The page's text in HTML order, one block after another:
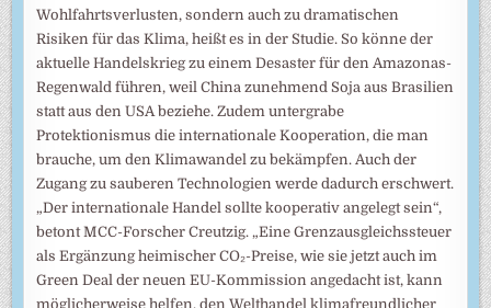
Wohlfahrtsverlusten, sondern auch zu dramatischen
Risiken für das Klima, heißt es in der Studie. So könne der
aktuelle Handelskrieg zu einem Desaster für den Amazonas-
Regenwald führen, weil China zunehmend Soja aus Brasilien
statt aus den USA beziehe. Zudem untergrabe
Protektionismus die internationale Kooperation, die man
brauche, um den Klimawandel zu bekämpfen. Auch der
Zugang zu sauberen Technologien werde dadurch erschwert.
„Der internationale Handel sollte kooperativ angelegt sein“,
betont MCC-Forscher Creutzig. „Eine Grenzausgleichssteuer
als Ergänzung heimischer CO₂-Preise, wie sie jetzt auch im
Green Deal der neuen EU-Kommission angedacht ist, kann
möglicherweise helfen, den Welthandel klimafreundlicher